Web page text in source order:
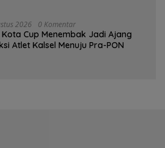
2026 0 Komentar
Kota Cup Menembak Jadi Ajang
Atlet Kalsel Menuju Pra-PON